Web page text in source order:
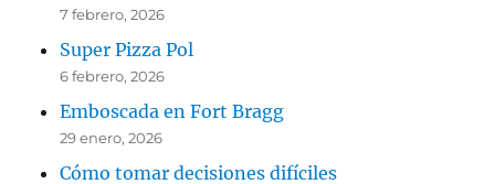
7 febrero, 2026
Super Pizza Pol
6 febrero, 2026
Emboscada en Fort Bragg
29 enero, 2026
Cómo tomar decisiones difíciles